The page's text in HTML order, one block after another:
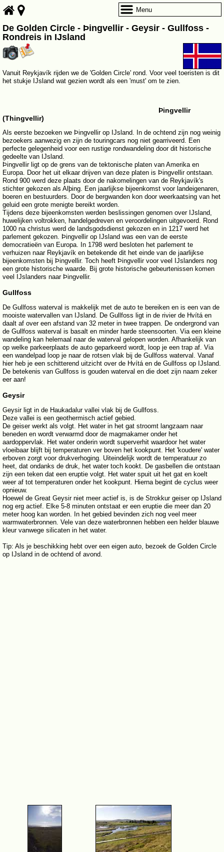
De Golden Circle - Þingvellir - Geysir - Gullfoss -
Rondreis in IJsland
Vanuit Reykjavík rijden we de 'Golden Circle' rond. Voor veel toeristen is dit
het stukje IJsland wat gezien wordt als een 'must' om te zien.
Þingvellir
(Thingvellir)
Als eerste bezoeken we Þingvellir op IJsland. In de ochtend zijn nog weinig
bezoekers aanwezig en zijn de touringcars nog niet gearriveerd. Een
perfecte gelegenheid voor een rustige rondwandeling door dit historische
gedeelte van IJsland.
Þingvellir ligt op de grens van de tektonische platen van Amerika en
Europa. Door het uit elkaar drijven van deze platen is Þingvellir ontstaan.
Rond 900 werd deze plaats door de nakomelingen van de Reykjavík's
stichter gekozen als Alþing. Een jaarlijkse bijeenkomst voor landeigenaren,
boeren en bestuurders. Door de bergwanden kon door weerkaatsing van het
geluid een grote menigte bereikt worden.
Tijdens deze bijeenkomsten werden beslissingen genomen over IJsland,
huwelijken voltrokken, handelgedreven en veroordelingen uitgevoerd. Rond
1000 na christus werd de landsgodsdienst gekozen en in 1217 werd het
parlement gekozen. Þingvellir op IJsland was een van de eerste
democratieën van Europa. In 1798 werd besloten het parlement te
verhuizen naar Reykjavík en betekende dit het einde van de jaarlijkse
bijeenkomsten bij Þingvellir. Toch heeft Þingvellir voor veel IJslanders nog
een grote historische waarde. Bij grote historische gebeurtenissen komen
veel IJslanders naar Þingvellir.
Gullfoss
De Gullfoss waterval is makkelijk met de auto te bereiken en is een van de
mooiste watervallen van IJsland. De Gullfoss ligt in de rivier de Hvítá en
daalt af over een afstand van 32 meter in twee trappen. De ondergrond van
de Gullfoss waterval is basalt en minder harde steensoorten. Via een kleine
wandeling kan helemaal naar de waterval gelopen worden. Afhankelijk van
op welke parkeerplaats de auto geparkeerd wordt, loop je een trap af. Via
een wandelpad loop je naar de rotsen vlak bij de Gullfoss waterval. Vanaf
hier heb je een schitterend uitzicht over de Hvítá en de Gullfoss op IJsland.
De betekenis van Gullfoss is gouden waterval en die doet zijn naam zeker
eer aan!
Geysir
Geysir ligt in de Haukadalur vallei vlak bij de Gullfoss.
Deze vallei is een geothermisch actief gebied.
De geiser werkt als volgt. Het water in het gat stroomt langzaam naar
beneden en wordt verwarmd door de magmakamer onder het
aardoppervlak. Het water onderin wordt superverhit waardoor het water
vloeibaar blijft bij temperaturen ver boven het kookpunt. Het 'koudere' water
erboven zorgt voor drukverhoging. Uiteindelijk wordt de temperatuur zo
heet, dat ondanks de druk, het water toch kookt. De gasbellen die ontstaan
zijn een teken dat een eruptie volgt. Het water spuit uit het gat en koelt
weer af tot temperaturen onder het kookpunt. Hierna begint de cyclus weer
opnieuw.
Hoewel de Great Geysir niet meer actief is, is de Strokkur geiser op IJsland
nog erg actief. Elke 5-8 minuten ontstaat er een eruptie die meer dan 20
meter hoog kan worden. In het gebied bevinden zich nog veel meer
warmwaterbronnen. Vele van deze waterbronnen hebben een helder blauwe
kleur vanwege silicaten in het water.
Tip: Als je beschikking hebt over een eigen auto, bezoek de Golden Circle
op IJsland in de ochtend of avond.
Menu